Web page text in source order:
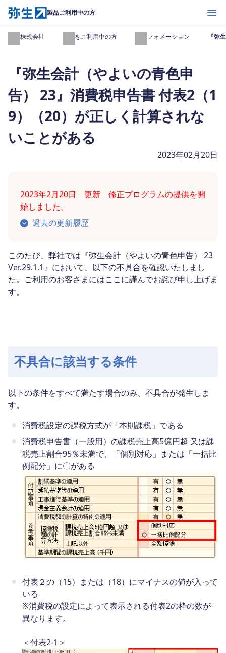
製品ご利用中の方 開く
弥生株式会社 製品をご利用中の方 インフォメーション 『弥
『弥生会計（やよいの青色申
告） 23』消費税申告書 付表2（1
9）（20）が正しく計算されな
いことがある
2023年02月20日
2023年2月20日 更新 修正プログラムの提供を開
始しました。
過去の更新履歴
このたび、弊社では『弥生会計（やよいの青色申告） 23
Ver.29.1.1』において、以下の不具合を確認いたしまし
た。ご利用のお客さまにはここに謹んでお詫び申し上げま
す。
不具合に該当する条件
以下の条件をすべて満たす場合のみ、不具合が発生しま
す。
消費税設定の課税方式が「本則課税」である
消費税申告書（一般用）の課税売上高5億円超 又は課
税売上割合95％未満で、「個別対応」または「一括比
例配分」に〇がある
付表２の（15）または（18）にマイナスの値が入って
いる
※消費税の設定によって表示される付表2の枠の数が
異なります。
＜付表2-1＞